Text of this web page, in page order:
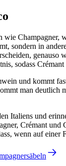
Champagner,
sondern in
sodass
und kommt
man deutlich
Italiens und
Crémant
wenn auf einer